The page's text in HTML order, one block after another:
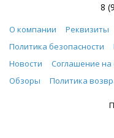
8
О компании Реквизиты
Политика безопасности
Новости
Соглашение
Обзоры
Политика